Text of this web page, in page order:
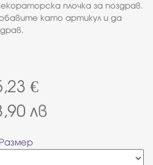
плочка за поздрав.
като артикул и да
€
лв
Размер